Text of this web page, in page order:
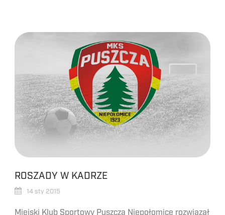
ROSZADY W KADRZE
14 sty 2015
Miejski Klub Sportowy Puszcza Niepołomice rozwiązał